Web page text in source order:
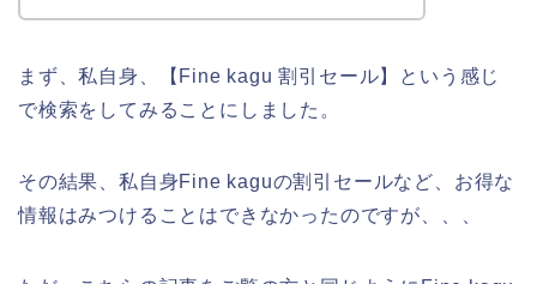
まず、私自身、【Fine kagu 割引セール】という感じ
で検索をしてみることにしました。
その結果、私自身Fine kaguの割引セールなど、お得な
情報はみつけることはできなかったのですが、、、